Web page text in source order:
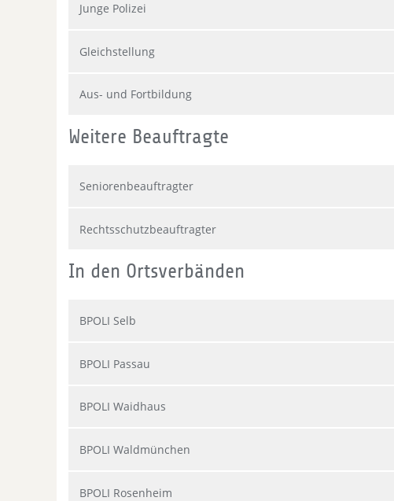
Junge Polizei
Gleichstellung
Aus- und Fortbildung
Weitere Beauftragte
Seniorenbeauftragter
Rechtsschutzbeauftragter
In den Ortsverbänden
BPOLI Selb
BPOLI Passau
BPOLI Waidhaus
BPOLI Waldmünchen
BPOLI Rosenheim